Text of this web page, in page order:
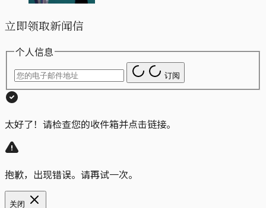
立即领取新闻信
个人信息
订阅
太好了！请检查您的收件箱并点击链接。
抱歉，出现错误。请再试一次。
关闭